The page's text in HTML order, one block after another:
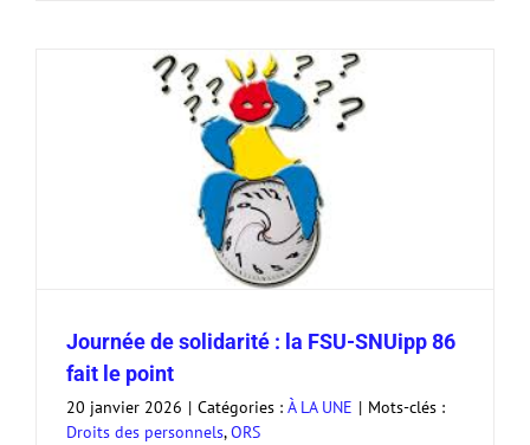
Journée de solidarité : la FSU-SNUipp 86
fait le point
20 janvier 2026 | Catégories : À LA UNE | Mots-clés :
Droits des personnels,ORS